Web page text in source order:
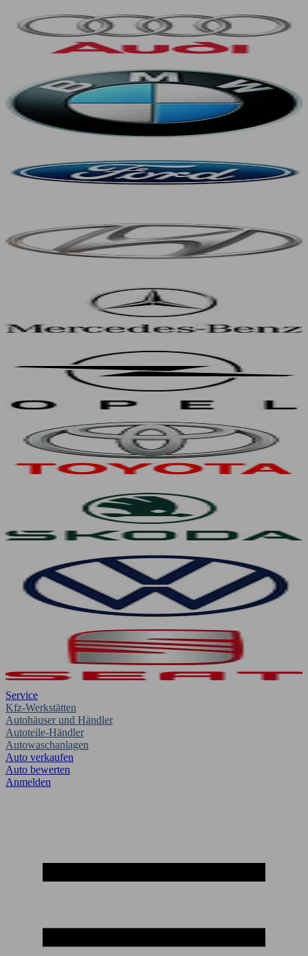
Service
Kfz-Werkstätten
Autohäuser und Händler
Autoteile-Händler
Autowaschanlagen
Auto verkaufen
Auto bewerten
Anmelden